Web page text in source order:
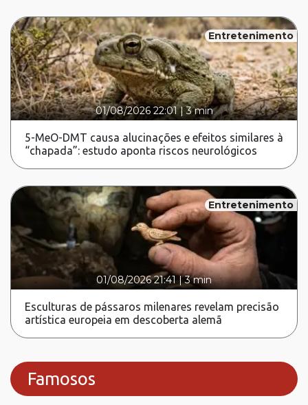
Entretenimento
01/08/2026 22:01|3 min
5-MeO-DMT causa alucinações e efeitos similares à
“chapada”: estudo aponta riscos neurológicos
Entretenimento
01/08/2026 21:41 |3 min
Esculturas de pássaros milenares revelam precisão
artística europeia em descoberta alemã
Famosos